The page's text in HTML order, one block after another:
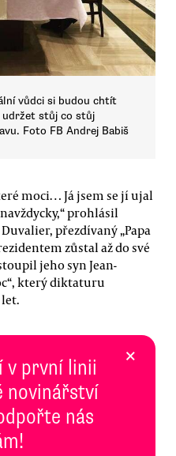
vůdci si budou chtít
udržet stůj co stůj
Foto FB Andrej Babiš
moci… Já jsem se jí ujal
prohlásil
přezdívaný „Papa
zůstal až do své
jeho syn Jean-
který diktaturu
v první linii
novinářství
nás
×